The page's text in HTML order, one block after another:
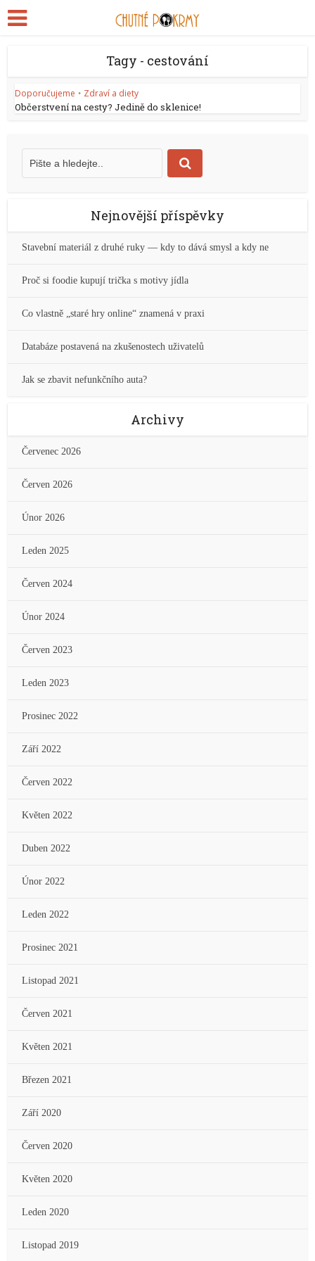
Tagy - cestování
Doporučujeme • Zdraví a diety
Občerstvení na cesty? Jedině do sklenice!
Nejnovější příspěvky
Stavební materiál z druhé ruky — kdy to dává smysl a kdy ne
Proč si foodie kupují trička s motivy jídla
Co vlastně „staré hry online“ znamená v praxi
Databáze postavená na zkušenostech uživatelů
Jak se zbavit nefunkčního auta?
Archivy
Červenec 2026
Červen 2026
Únor 2026
Leden 2025
Červen 2024
Únor 2024
Červen 2023
Leden 2023
Prosinec 2022
Září 2022
Červen 2022
Květen 2022
Duben 2022
Únor 2022
Leden 2022
Prosinec 2021
Listopad 2021
Červen 2021
Květen 2021
Březen 2021
Září 2020
Červen 2020
Květen 2020
Leden 2020
Listopad 2019